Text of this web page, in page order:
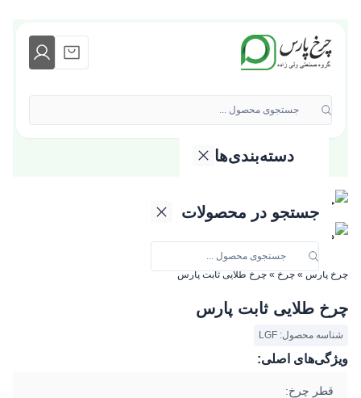
جستجوی محصول ...
جستجو در محصولات
دسته بندی محصولات
دسته‌بندی‌ها
چرخ پارس»چرخ»چرخ طلایی ثابت پارس
چرخ طلایی ثابت پارس
شناسه محصول: LGF
ویژگی‌های اصلی:
قطر چرخ: